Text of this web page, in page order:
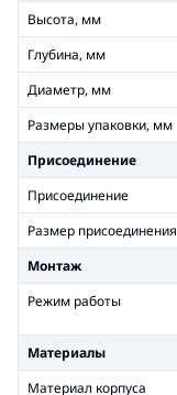
Высота, мм
Глубина, мм
Диаметр, мм
Размеры упаковки, мм
Присоединение
Присоединение
Размер присоединения
Монтаж
Режим работы
Материалы
Материал корпуса